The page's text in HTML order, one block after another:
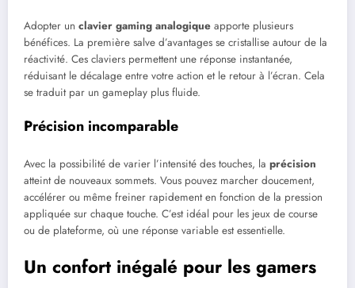
Adopter un clavier gaming analogique apporte plusieurs
bénéfices. La première salve d’avantages se cristallise autour de la
réactivité. Ces claviers permettent une réponse instantanée,
réduisant le décalage entre votre action et le retour à l’écran. Cela
se traduit par un gameplay plus fluide.
Précision incomparable
Avec la possibilité de varier l’intensité des touches, la précision
atteint de nouveaux sommets. Vous pouvez marcher doucement,
accélérer ou même freiner rapidement en fonction de la pression
appliquée sur chaque touche. C’est idéal pour les jeux de course
ou de plateforme, où une réponse variable est essentielle.
Un confort inégalé pour les gamers